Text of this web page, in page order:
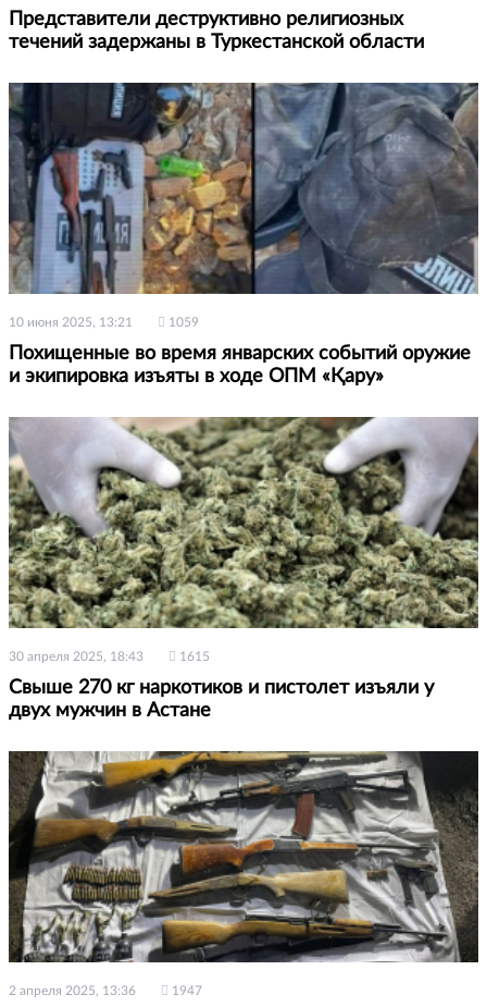
Представители деструктивно религиозных
течений задержаны в Туркестанской области
10 июня 2025, 13:21 1059
Похищенные во время январских событий оружие
и экипировка изъяты в ходе ОПМ «Қару»
30 апреля 2025, 18:43 1615
Свыше 270 кг наркотиков и пистолет изъяли у
двух мужчин в Астане
2 апреля 2025, 13:36 1947